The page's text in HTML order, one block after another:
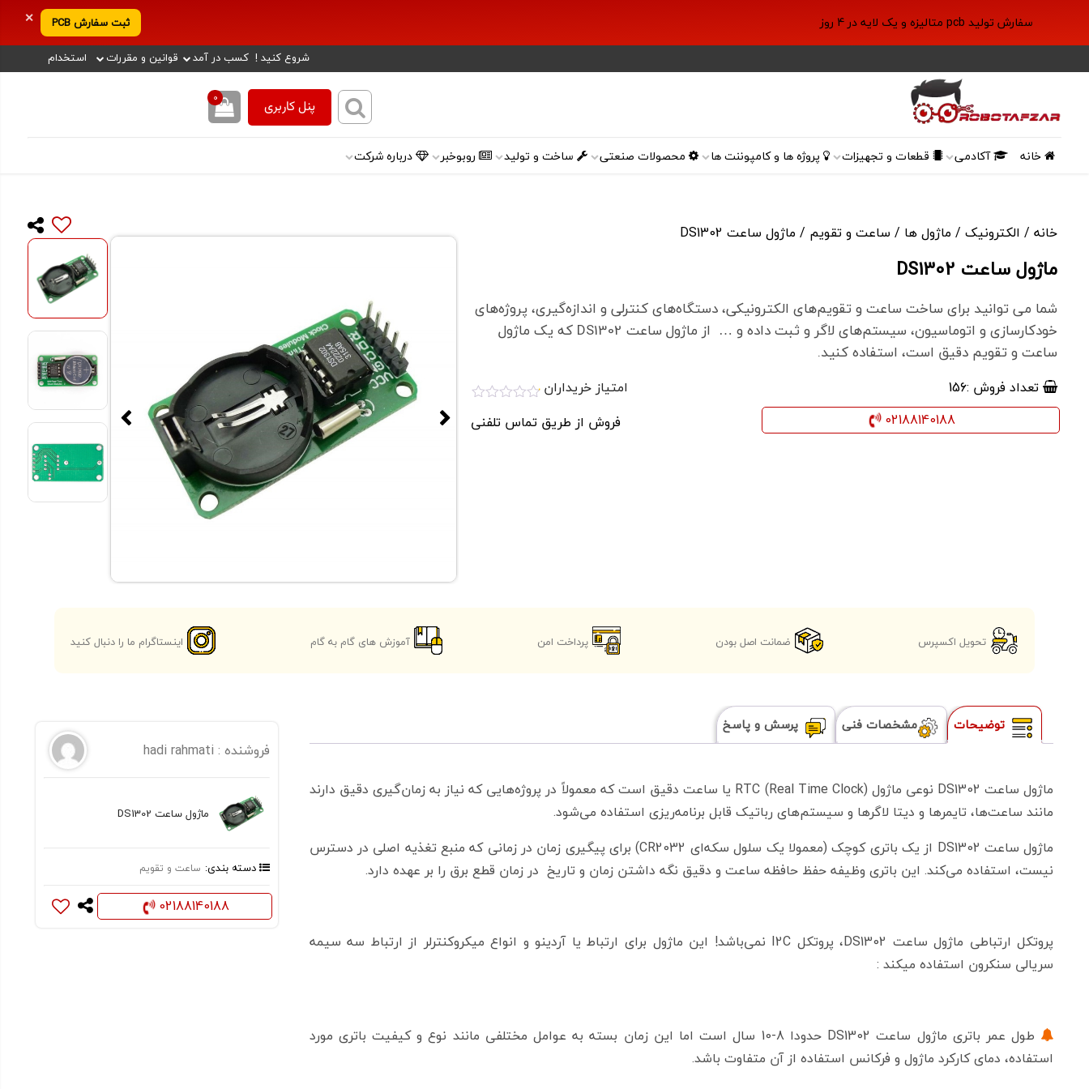
✕ سفارش تولید pcb متالیزه و یک لایه در 4 روز
ثبت سفارش PCB
شروع کنید ! کسب در آمد قوانین و مقررات استخدام
پنل کاربری 0
خانه آکادمی قطعات و تجهیزات پروژه ها و کامپوننت ها محصولات صنعتی ساخت و تولید روبوخبر درباره شرکت
خانه/ الکترونیک/ ماژول ها / ساعت و تقویم / ماژول ساعت DS1302
ماژول ساعت DS1302
شما می توانید برای ساخت ساعت و تقویم‌های الکترونیکی، دستگاه‌های کنترلی و اندازه‌گیری، پروژه‌های
خودکارسازی و اتوماسیون، سیستم‌های لاگر و ثبت داده و … از ماژول ساعت DS1302 که یک ماژول
ساعت و تقویم دقیق است، استفاده کنید.
تعداد فروش :156
امتیاز خریداران
0.1 02188140188 فروش از طریق تماس تلفنی
تحویل اکسپرس ضمانت اصل بودن پرداخت امن آموزش های گام به گام اینستاگرام ما را دنبال کنید
توضیحات مشخصات فنی پرسش و پاسخ
ماژول ساعت DS1302 نوعی ماژول RTC (Real Time Clock) یا ساعت دقیق است که معمولاً در پروژه‌هایی که نیاز به زمان‌گیری دقیق دارند
مانند ساعت‌ها، تایمرها و دیتا لاگرها و سیستم‌های رباتیک قابل برنامه‌ریزی استفاده می‌شود.
ماژول ساعت DS1302 از یک باتری کوچک (معمولا یک سلول سکه‌ای CR2032) برای پیگیری زمان در زمانی که منبع تغذیه اصلی در دسترس
نیست، استفاده می‌کند. این باتری وظیفه حفظ حافظه ساعت و دقیق نگه داشتن زمان و تاریخ در زمان قطع برق را بر عهده دارد.
پروتکل ارتباطی ماژول ساعت DS1302، پروتکل I2C نمی‌­باشد! این ماژول برای ارتباط یا آردینو و انواع میکروکنترلر از ارتباط سه سیمه
سریالی سنکرون استفاده میکند :
طول عمر باتری ماژول ساعت DS1302 حدودا 8-10 سال است اما این زمان بسته به عوامل مختلفی مانند نوع و کیفیت باتری مورد
استفاده، دمای کارکرد ماژول و فرکانس استفاده از آن متفاوت باشد.
فروشنده : hadi rahmati
ماژول ساعت DS1302
دسته بندی: ساعت و تقویم
02188140188